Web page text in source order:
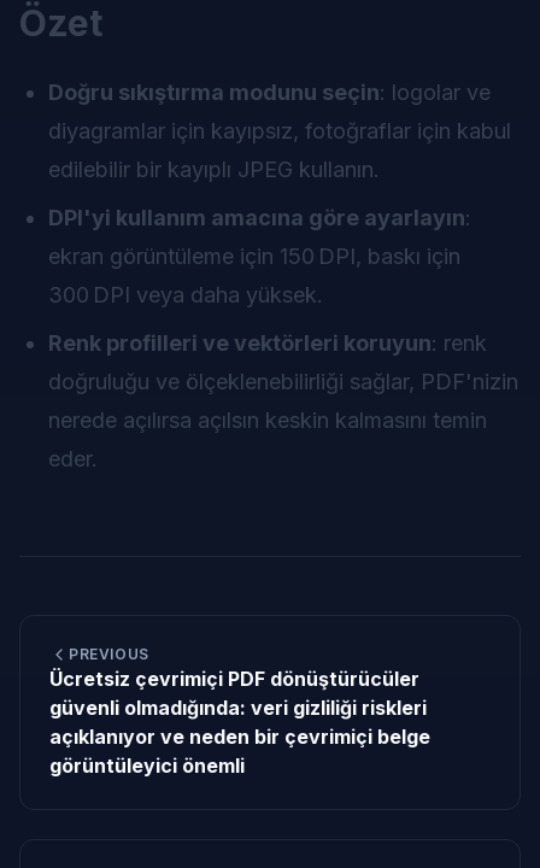
Özet
Doğru sıkıştırma modunu seçin: logolar ve
diyagramlar için kayıpsız, fotoğraflar için kabul
edilebilir bir kayıplı JPEG kullanın.
DPI'yi kullanım amacına göre ayarlayın:
ekran görüntüleme için 150 DPI, baskı için
300 DPI veya daha yüksek.
Renk profilleri ve vektörleri koruyun: renk
doğruluğu ve ölçeklenebilirliği sağlar, PDF'nizin
nerede açılırsa açılsın keskin kalmasını temin
eder.
PREVIOUS
Ücretsiz çevrimiçi PDF dönüştürücüler
güvenli olmadığında: veri gizliliği riskleri
açıklanıyor ve neden bir çevrimiçi belge
görüntüleyici önemli